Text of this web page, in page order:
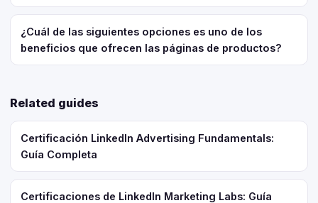
¿Cuál de las siguientes opciones es uno de los
beneficios que ofrecen las páginas de productos?
Related guides
Certificación LinkedIn Advertising Fundamentals:
Guía Completa
Certificaciones de LinkedIn Marketing Labs: Guía